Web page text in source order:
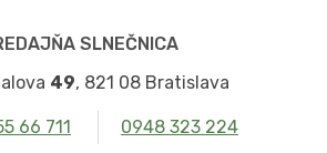
SLNEČNICA
49, 821 08 Bratislava
66 711 0948 323 224